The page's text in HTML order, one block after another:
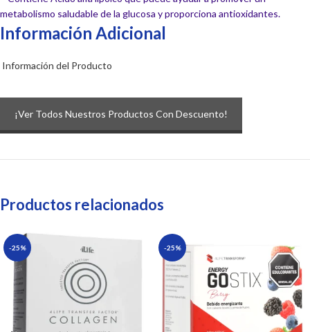
metabolismo saludable de la glucosa y proporciona antioxidantes.
Información Adicional
Información del Producto
¡Ver Todos Nuestros Productos Con Descuento!
Productos relacionados
-25% -25%